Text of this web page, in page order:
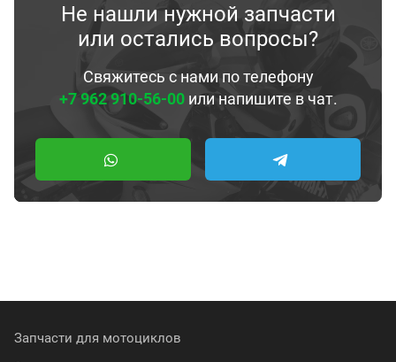
Не нашли нужной запчасти
или остались вопросы?
Свяжитесь с нами по телефону
+7 962 910-56-00или напишите в чат.
Запчасти для мотоциклов